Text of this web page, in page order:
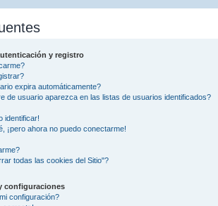
y registro
expira automáticamente?
de usuario aparezca en las listas de usuarios identificados?
identificar!
¡pero ahora no puedo conectarme!
todas las cookies del Sitio"?
configuraciones
configuración?